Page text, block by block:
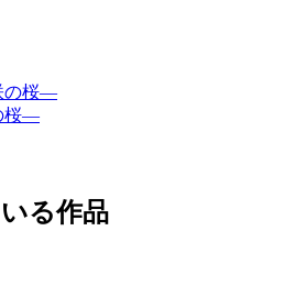
桜―
る作品